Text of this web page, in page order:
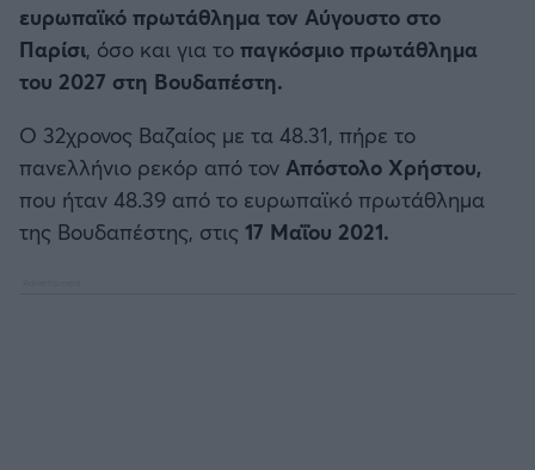
Ηρακλής
Μπαρτσελόνα
Ρεάλ Μαδρίτης
Ατλέτικο Μαδρίτης
ευρωπαϊκό πρωτάθλημα τον Αύγουστο στο
Παρίσι, όσο και για το παγκόσμιο πρωτάθλημα
του 2027 στη Βουδαπέστη.
O 32χρονος Βαζαίος με τα 48.31, πήρε το
πανελλήνιο ρεκόρ από τον Απόστολο Χρήστου,
που ήταν 48.39 από το ευρωπαϊκό πρωτάθλημα
της Βουδαπέστης, στις 17 Μαΐου 2021.